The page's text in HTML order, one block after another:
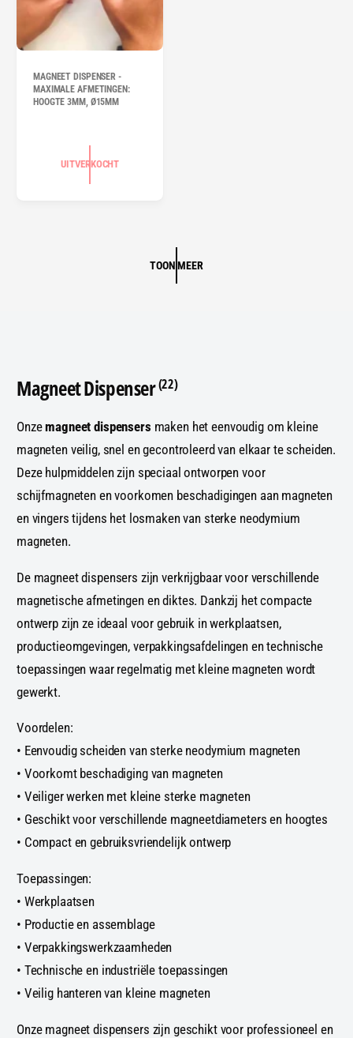
MAGNEET DISPENSER -
MAXIMALE AFMETINGEN:
HOOGTE 3MM, Ø15MM
UITVERKOCHT
TOON MEER
Magneet Dispenser(22)
Onzemagneet dispensers maken het eenvoudig om kleine
magneten veilig, snel en gecontroleerd van elkaar te scheiden.
Deze hulpmiddelen zijn speciaal ontworpen voor
schijfmagneten en voorkomen beschadigingen aan magneten
en vingers tijdens het losmaken van sterke neodymium
magneten.
De magneet dispensers zijn verkrijgbaar voor verschillende
magnetische afmetingen en diktes. Dankzij het compacte
ontwerp zijn ze ideaal voor gebruik in werkplaatsen,
productieomgevingen, verpakkingsafdelingen en technische
toepassingen waar regelmatig met kleine magneten wordt
gewerkt.
Voordelen:
• Eenvoudig scheiden van sterke neodymium magneten
• Voorkomt beschadiging van magneten
• Veiliger werken met kleine sterke magneten
• Geschikt voor verschillende magneetdiameters en hoogtes
• Compact en gebruiksvriendelijk ontwerp
Toepassingen:
• Werkplaatsen
• Productie en assemblage
• Verpakkingswerkzaamheden
• Technische en industriële toepassingen
• Veilig hanteren van kleine magneten
Onze magneet dispensers zijn geschikt voor professioneel en